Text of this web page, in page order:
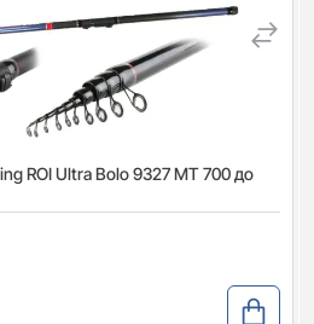
ROI Ultra Bolo 9327 MT 700 до